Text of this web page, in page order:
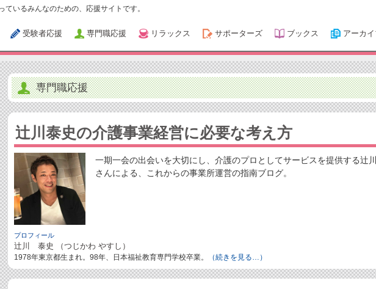
いるみんなのための、応援サイトです。
受験者応援 専門職応援 リラックス サポーターズ ブックス アーカ
専門職応援
辻川泰史の介護事業経営に必要な考え方
一期一会の出会いを大切にし、介護のプロとしてサービスを提供する辻
さんによる、これからの事業所運営の指南ブログ。
プロフィール
辻川 泰史 （つじかわ やすし）
1978年東京都生まれ。98年、日本福祉教育専門学校卒業。 （続きを見る…）